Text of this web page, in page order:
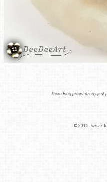
Deko Blog prowadzony jest
© 2015 -